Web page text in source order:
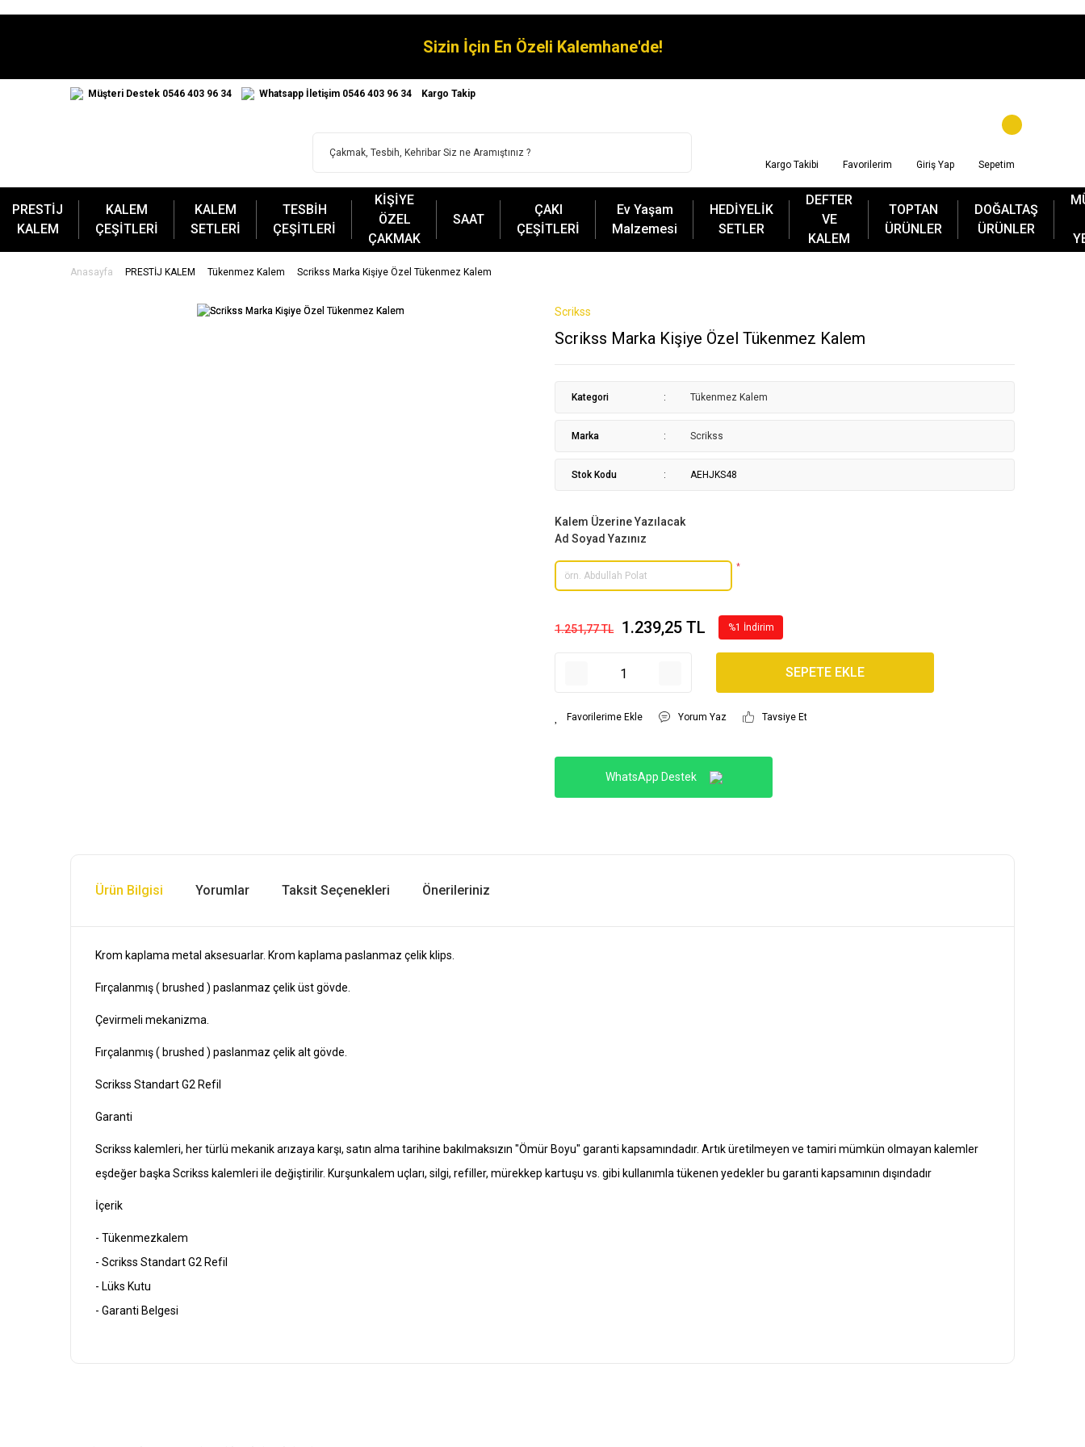
Sizin İçin En Özeli Kalemhane'de!
Müşteri Destek 0546 403 96 34 Whatsapp İletişim 0546 403 96 34 Kargo Takip
Kargo Takibi Favorilerim Giriş Yap Sepetim
PRESTİJ
KALEM
KALEM
ÇEŞİTLERİ
KALEM
SETLERİ
TESBİH
ÇEŞİTLERİ
KİŞİYE
ÖZEL
ÇAKMAK
SAAT
ÇAKI
ÇEŞİTLERİ
Ev Yaşam
Malzemesi
HEDİYELİK
SETLER
DEFTER
VE
KALEM
TOPTAN
ÜRÜNLER
DOĞALTAŞ
ÜRÜNLER
Anasayfa PRESTİJ KALEM Tükenmez Kalem Scrikss Marka Kişiye Özel Tükenmez Kalem
Scrikss
Scrikss Marka Kişiye Özel Tükenmez Kalem
Kategori Tükenmez Kalem
Marka Scrikss
Stok Kodu AEHJKS48
Kalem Üzerine Yazılacak
Ad Soyad Yazınız
*
1.251,77 TL 1.239,25 TL %1 İndirim
SEPETE EKLE
Yorum Yaz Tavsiye Et
WhatsApp Destek
Ürün Bilgisi Yorumlar Taksit Seçenekleri Önerileriniz
Krom kaplama metal aksesuarlar. Krom kaplama paslanmaz çelik klips.
Fırçalanmış ( brushed ) paslanmaz çelik üst gövde.
Çevirmeli mekanizma.
Fırçalanmış ( brushed ) paslanmaz çelik alt gövde.
Scrikss Standart G2 Refil
Garanti
Scrikss kalemleri, her türlü mekanik arızaya karşı, satın alma tarihine bakılmaksızın "Ömür Boyu" garanti kapsamındadır. Artık üretilmeyen ve tamiri mümkün olmayan kalemler
eşdeğer başka Scrikss kalemleri ile değiştirilir. Kurşunkalem uçları, silgi, refiller, mürekkep kartuşu vs. gibi kullanımla tükenen yedekler bu garanti kapsamının dışındadır
İçerik
- Tükenmezkalem
- Scrikss Standart G2 Refil
- Lüks Kutu
- Garanti Belgesi